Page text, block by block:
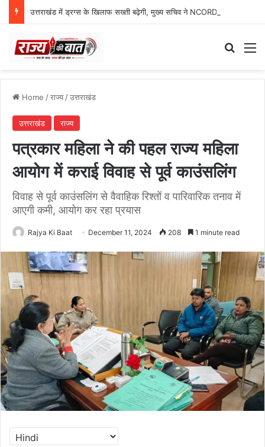
Home /राज्य/उत्तराखंड
उत्तराखंड राज्य
पत्रकार महिला ने की पहल राज्य महिला
आयोग में कराई विवाह से पूर्व काउंसलिंग
विवाह से पूर्व काउंसलिंग से वैवाहिक रिश्तों व पारिवारिक तनाव में
आएगी कमी, आयोग कर रहा प्रयास
Rajya Ki Baat December 11, 2024 208 1 minute read